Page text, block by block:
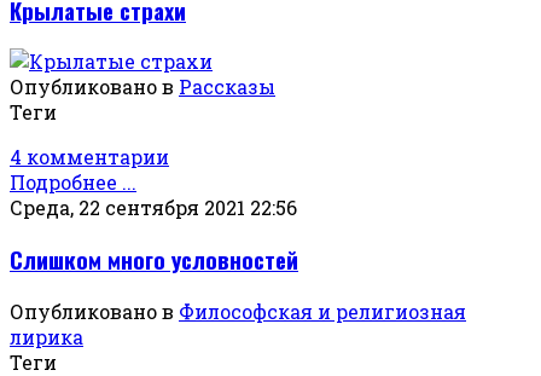
Крылатые страхи
Опубликовано в Рассказы
Теги
4 комментарии
Подробнее ...
Среда, 22 сентября 2021 22:56
Слишком много условностей
Опубликовано в Философская и религиозная
лирика
Теги